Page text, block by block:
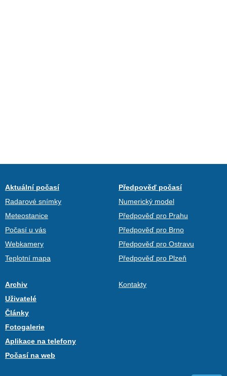
Aktuální počasí
Radarové snímky
Meteostanice
Počasí u vás
Webkamery
Teplotní mapa
Předpověď počasí
Numerický model
Předpověď pro Prahu
Předpověď pro Brno
Předpověď pro Ostravu
Předpověď pro Plzeň
Archiv
Uživatelé
Články
Fotogalerie
Aplikace na telefony
Počasí na web
Kontakty